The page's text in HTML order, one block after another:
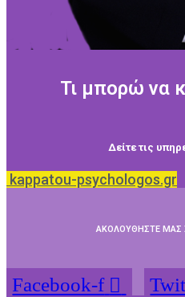
Τι μπορώ να
Δείτε τις
kappatou-psychologos.gr
ΑΚΟΛΟΥΘΗΣΤΕ ΜΑΣ
Facebook-f